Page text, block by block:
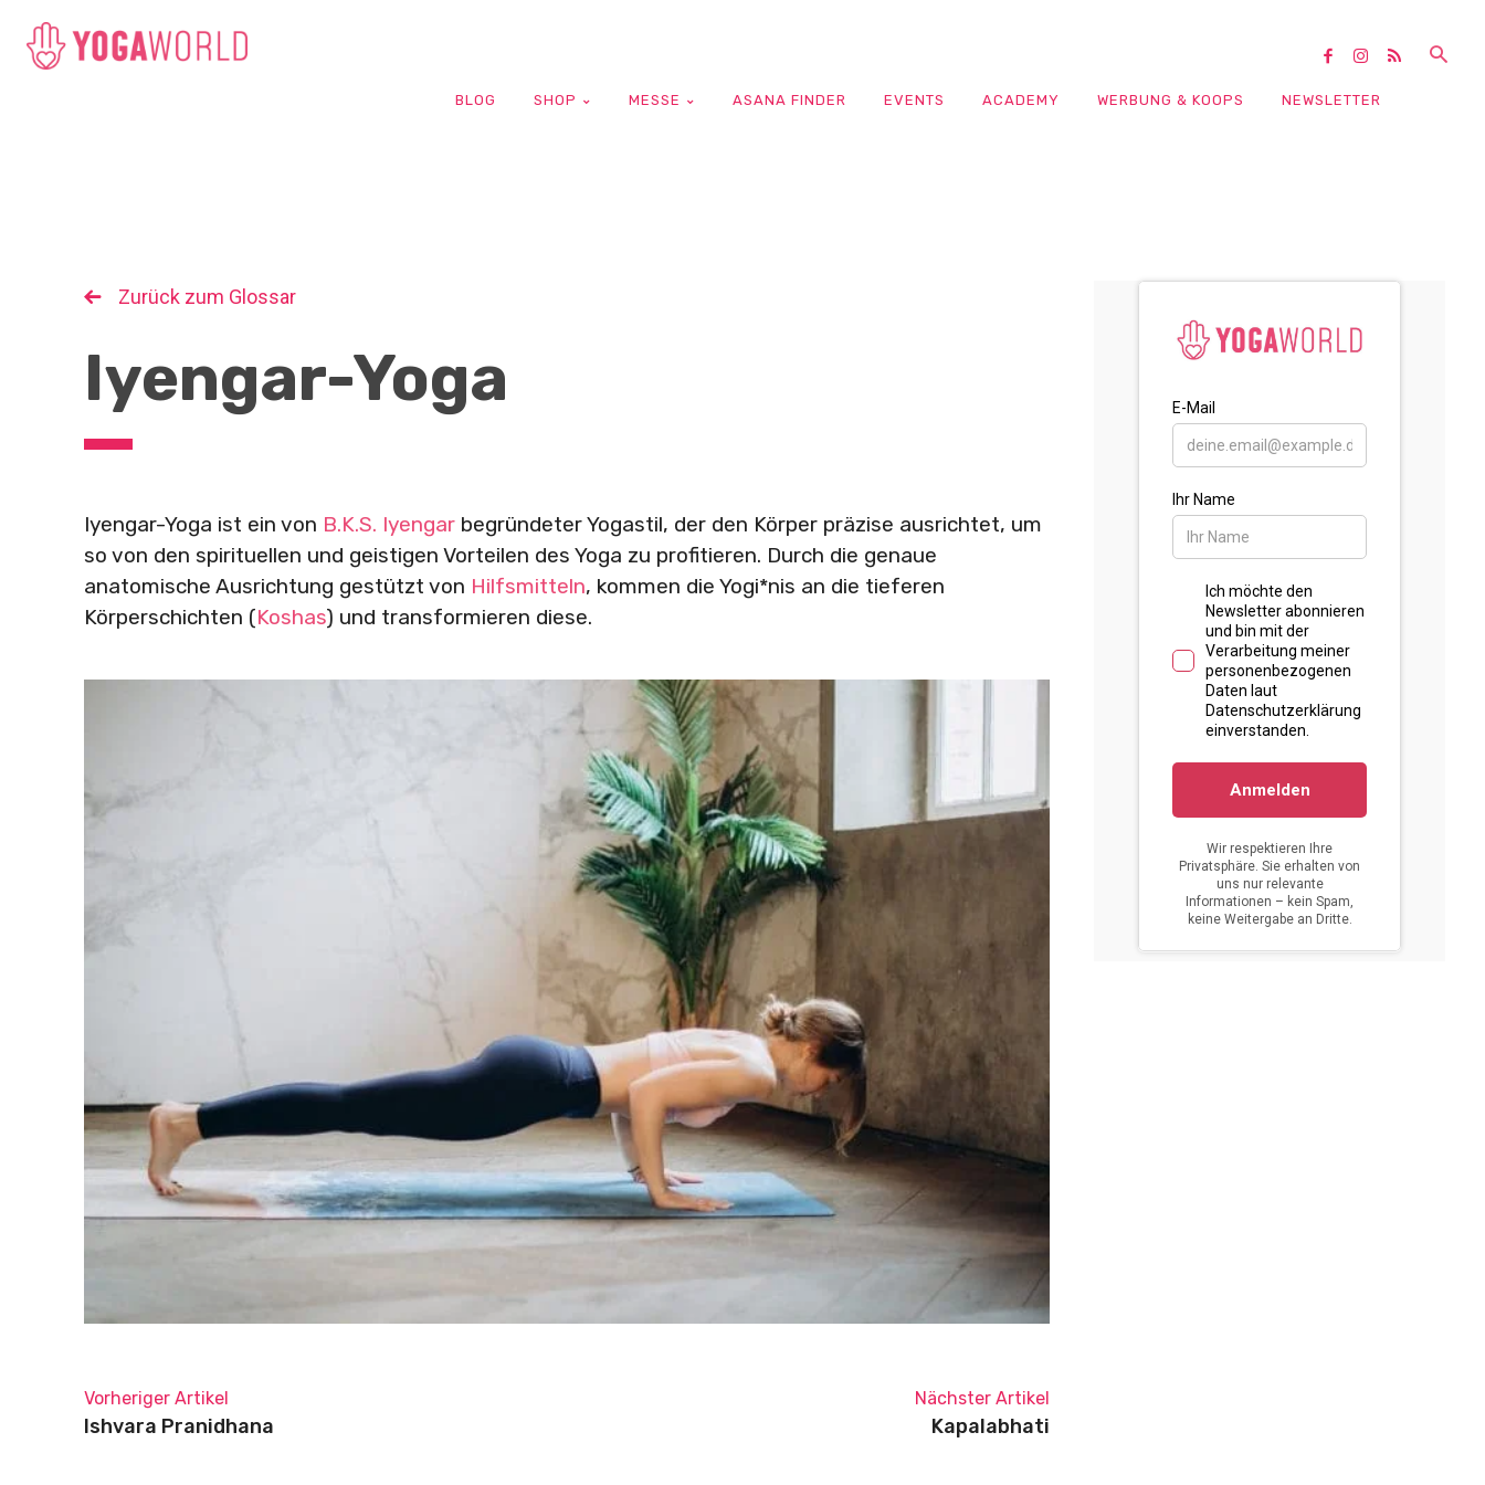
BLOG SHOP MESSE ASANA FINDER EVENTS ACADEMY WERBUNG & KOOPS NEWSLETTER
Zurück zum Glossar
Iyengar-Yoga
Iyengar-Yoga ist ein von B.K.S. Iyengar begründeter Yogastil, der den Körper präzise ausrichtet, um
so von den spirituellen und geistigen Vorteilen des Yoga zu profitieren. Durch die genaue
anatomische Ausrichtung gestützt von Hilfsmitteln, kommen die Yogi*nis an die tieferen
Körperschichten (Koshas) und transformieren diese.
Vorheriger Artikel
Ishvara Pranidhana
Nächster Artikel
Kapalabhati